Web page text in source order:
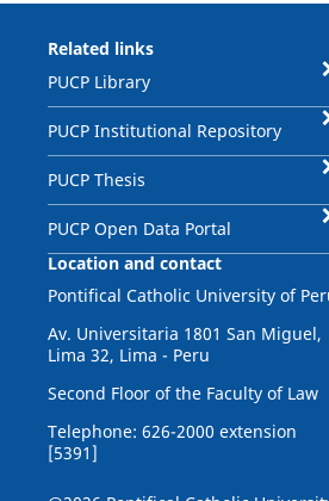
Related links
PUCP Library
PUCP Institutional Repository
PUCP Thesis
PUCP Open Data Portal
Location and contact
Pontifical Catholic University of
Av. Universitaria 1801 San Miguel,
Lima 32, Lima - Peru
Second Floor of the Faculty of Law
Telephone: 626-2000 extension
[5391]